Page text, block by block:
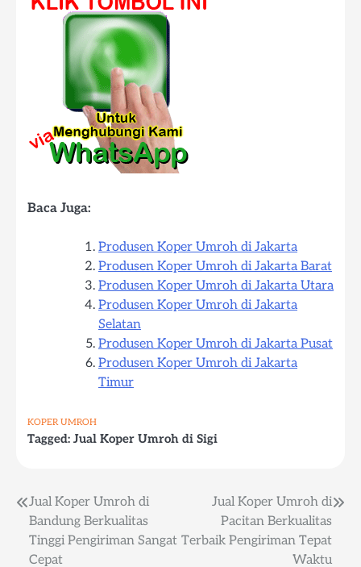
Baca Juga:
Produsen Koper Umroh di Jakarta
Produsen Koper Umroh di Jakarta Barat
Produsen Koper Umroh di Jakarta Utara
Produsen Koper Umroh di Jakarta
Selatan
Produsen Koper Umroh di Jakarta Pusat
Produsen Koper Umroh di Jakarta
Timur
KOPER UMROH
Tagged: Jual Koper Umroh di Sigi
Post
navigation
Jual Koper Umroh di
Bandung Berkualitas
Tinggi Pengiriman Sangat
Cepat
Jual Koper Umroh di
Pacitan Berkualitas
Terbaik Pengiriman Tepat
Waktu